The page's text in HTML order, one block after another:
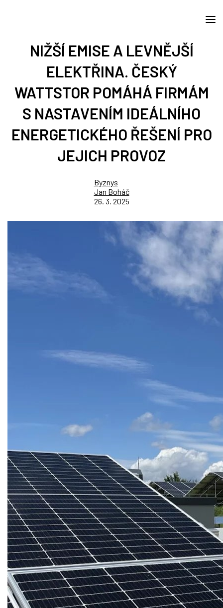
NIŽŠÍ EMISE A LEVNĚJŠÍ
ELEKTŘINA. ČESKÝ
WATTSTOR POMÁHÁ FIRMÁM
S NASTAVENÍM IDEÁLNÍHO
ENERGETICKÉHO ŘEŠENÍ PRO
JEJICH PROVOZ
Byznys
Jan Boháč
26. 3. 2025